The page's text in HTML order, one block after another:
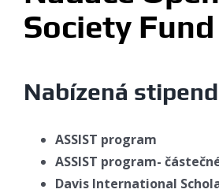
Society
Nabízená
ASSIST program
ASSIST program-
Davis International